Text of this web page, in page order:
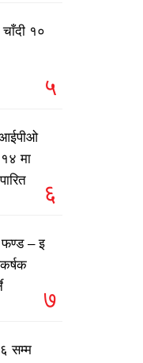
१०
५
आईपीओ
मा
६
– इ
७
सम्म